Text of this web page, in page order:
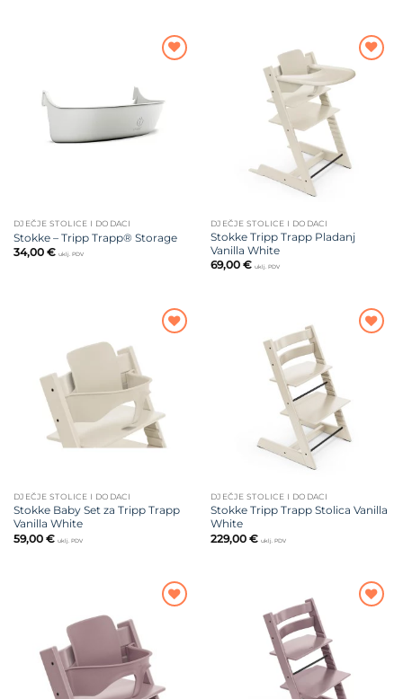
DJEČJE STOLICE I DODACI
Stokke – Tripp Trapp® Storage
34,00 € uklj. PDV
Dodajte
na listu
DJEČJE STOLICE I DODACI
Stokke Tripp Trapp Pladanj
Vanilla White
69,00 € uklj. PDV
DJEČJE STOLICE I DODACI
Stokke Baby Set za Tripp Trapp
Vanilla White
59,00 € uklj. PDV
DJEČJE STOLICE I DODACI
Stokke Tripp Trapp Stolica Vanilla
White
229,00 € uklj. PDV